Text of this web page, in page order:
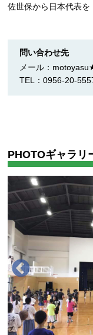
佐世保から日本代表を
問い合わせ先
メール：
TEL：0956-20-
PHOTOギャラリ